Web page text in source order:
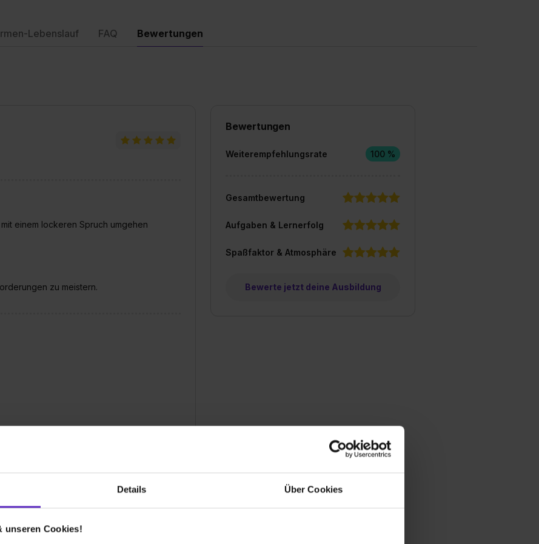
Details Über Cookies
unseren Cookies!
Lebenslauf FAQ Bewertungen
einem lockeren Spruch umgehen
zu meistern.
Bewertungen
Weiterempfehlungsrate 100 %
Gesamtbewertung
Aufgaben & Lernerfolg
Spaßfaktor & Atmosphäre
Bewerte jetzt deine Ausbildung